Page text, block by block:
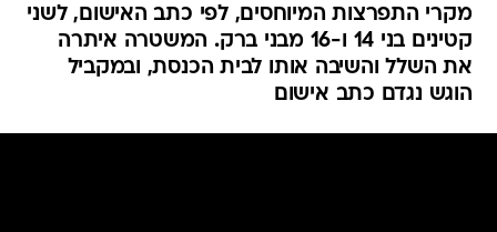
מקרי התפרצות המיוחסים, לפי כתב האישום, לשני
קטינים בני 14 ו-16 מבני ברק. המשטרה איתרה
את השלל והשיבה אותו לבית הכנסת, ובמקביל
הוגש נגדם כתב אישום